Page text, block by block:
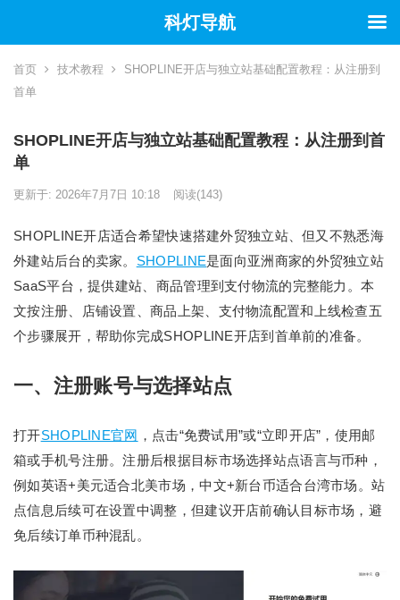
首页 技术教程
SHOPLINE开店与独立站基础配置教程：从注册到
首单
SHOPLINE开店与独立站基础配置教程：从注册到首
单
更新于: 2026年7月7日 10:18 阅读(143)
SHOPLINE开店适合希望快速搭建外贸独立站、但又不熟悉海
外建站后台的卖家。 SHOPLINE是面向亚洲商家的外贸独立站
SaaS平台，提供建站、商品管理到支付物流的完整能力。本
文按注册、店铺设置、商品上架、支付物流配置和上线检查五
个步骤展开，帮助你完成SHOPLINE开店到首单前的准备。
一、注册账号与选择站点
打开SHOPLINE官网 ，点击“免费试用”或“立即开店”，使用邮
箱或手机号注册。注册后根据目标市场选择站点语言与币种，
例如英语+美元适合北美市场，中文+新台币适合台湾市场。站
点信息后续可在设置中调整，但建议开店前确认目标市场，避
免后续订单币种混乱。
科灯导航